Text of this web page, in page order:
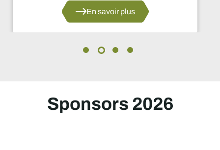
Sponsors 2026